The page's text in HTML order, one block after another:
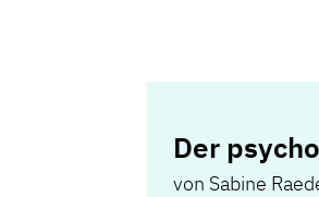
Der
von Sabine